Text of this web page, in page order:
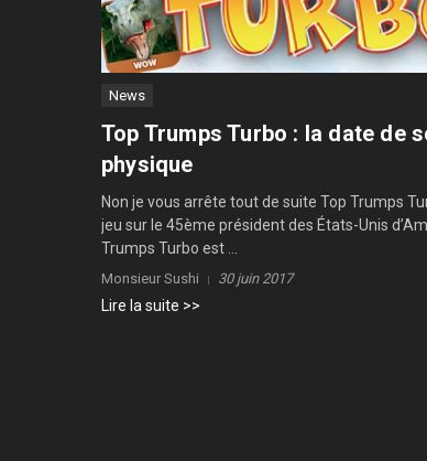
News
Top Trumps Turbo : la date de
physique
Non je vous arrête tout de suite Top Trumps
jeu sur le 45ème président des États-Unis
Trumps Turbo est ...
Monsieur Sushi 30 juin 2017
Lire la suite >>